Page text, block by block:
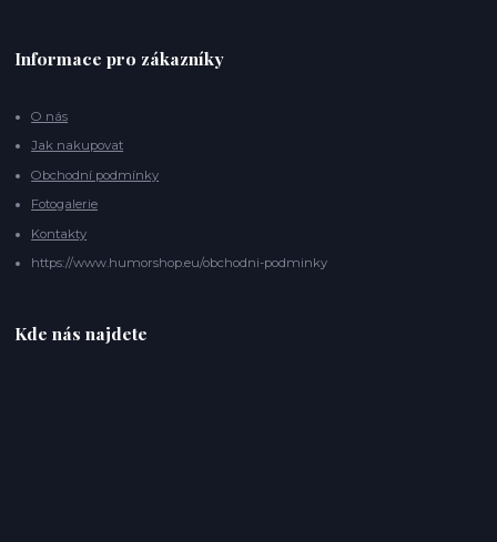
Informace pro zákazníky
O nás
Jak nakupovat
Obchodní podmínky
Fotogalerie
Kontakty
https://www.humorshop.eu/obchodni-podminky
Kde nás najdete